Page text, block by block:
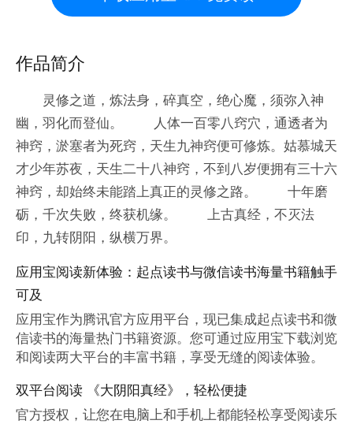
作品简介
灵修之道，炼法身，碎真空，绝心魔，须弥入神
幽，羽化而登仙。 人体一百零八窍穴，通透者为
神窍，淤塞者为死窍，天生九神窍便可修炼。姑慕城天
才少年苏夜，天生二十八神窍，不到八岁便拥有三十六
神窍，却始终未能踏上真正的灵修之路。 十年磨
砺，千次失败，终获机缘。 上古真经，不灭法
印，九转阴阳，纵横万界。
应用宝阅读新体验：起点读书与微信读书海量书籍触手
可及
应用宝作为腾讯官方应用平台，现已集成起点读书和微
信读书的海量热门书籍资源。您可通过应用宝下载浏览
和阅读两大平台的丰富书籍，享受无缝的阅读体验。
双平台阅读 《大阴阳真经》，轻松便捷
官方授权，让您在电脑上和手机上都能轻松享受阅读乐